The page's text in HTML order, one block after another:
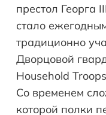
престол Георга
стало
традиционно
Дворцовой
Household
Со временем
которой полки